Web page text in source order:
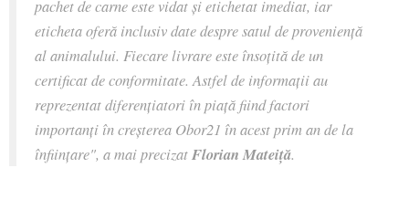
pachet de carne este vidat și etichetat imediat, iar
eticheta oferă inclusiv date despre satul de proveniență
al animalului. Fiecare livrare este însoțită de un
certificat de conformitate. Astfel de informații au
reprezentat diferențiatori în piață fiind factori
importanți în creșterea Obor21 în acest prim an de la
înființare", a mai precizatFlorian Mateiță.